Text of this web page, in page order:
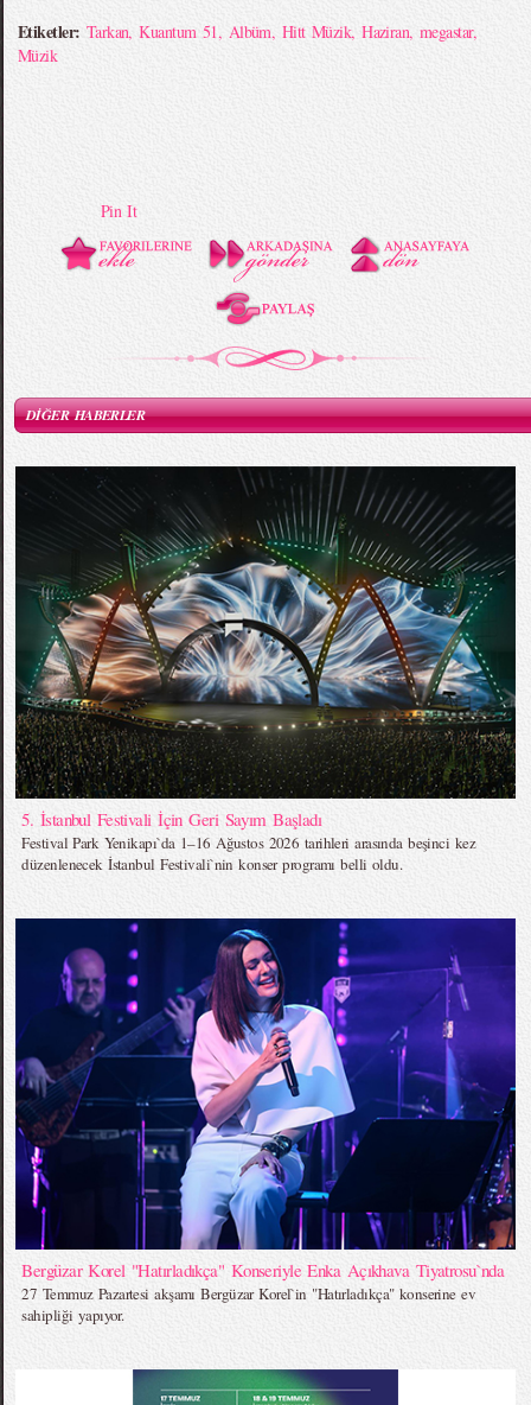
Etiketler: Tarkan,Kuantum 51, Albüm, Hitt Müzik,Haziran,megastar,
Müzik
Pin It
DİĞER HABERLER
5. İstanbul Festivali İçin Geri Sayım Başladı
Festival Park Yenikapı`da 1–16 Ağustos 2026 tarihleri arasında beşinci kez
düzenlenecek İstanbul Festivali`nin konser programı belli oldu.
Bergüzar Korel "Hatırladıkça" Konseriyle Enka Açıkhava Tiyatrosu`nda
27 Temmuz Pazartesi akşamı Bergüzar Korel`in "Hatırladıkça" konserine ev
sahipliği yapıyor.